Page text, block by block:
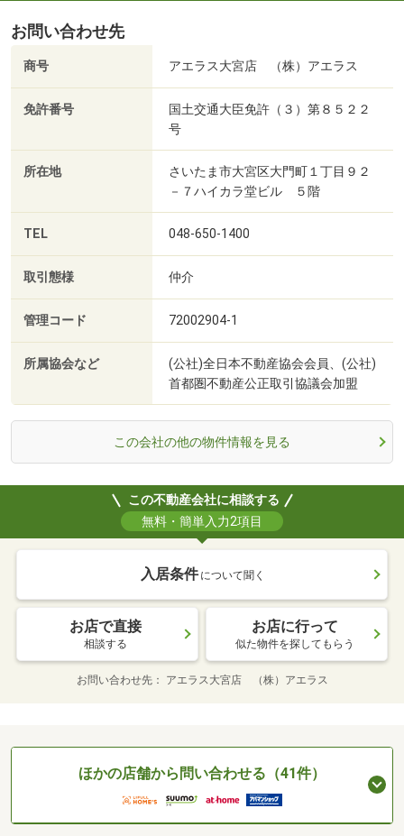
お問い合わせ先
商号 アエラス大宮店 （株）アエラス
免許番号
国土交通大臣免許（３）第８５２２
号
所在地
さいたま市大宮区大門町１丁目９２
－７ハイカラ堂ビル ５階
TEL 048-650-1400
取引態様 仲介
管理コード 72002904-1
所属協会など
(公社)全日本不動産協会会員、(公社)
首都圏不動産公正取引協議会加盟
この会社の他の物件情報を見る
この不動産会社に相談する
無料・簡単入力2項目
入居条件 について聞く
お店で直接
相談する
お店に行って
似た物件を探してもらう
お問い合わせ先 アエラス大宮店 （株）アエラス
ほかの店舗から問い合わせる（41件）